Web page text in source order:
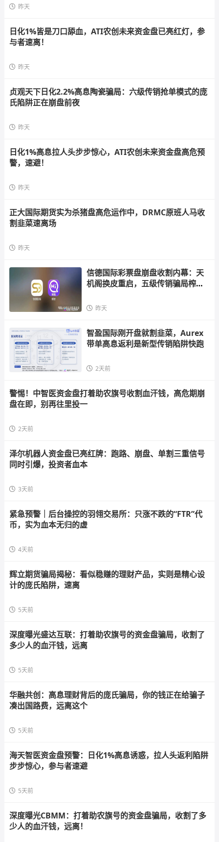
昨天
日化1%皆是刀口舔血，ATI农创未来资金盘已亮红灯，参
与者速离！
昨天
贞观天下日化2.2%高息陶瓷骗局：六级传销抢单模式的庞
氏陷阱正在崩盘前夜
昨天
日化1%高息拉人头步步惊心，ATI农创未来资金盘高危预
警，速避！
昨天
正大国际期货实为杀猪盘高危运作中，DRMC原班人马收
割韭菜速离场
昨天
信德国际彩票盘崩盘收割内幕：天
机阁换皮重启，五级传销骗局榨干
昨天
智盈国际刚开盘就割韭菜，Aurex
带单高息返利是新型传销陷阱快跑
2天前
警惕！中智医资金盘打着助农旗号收割血汗钱，高危期崩
盘在即，别再往里投一
2天前
泽尔机器人资金盘已亮红牌：跑路、崩盘、单割三重信号
同时引爆，投资者血本
3天前
紧急预警｜后台操控的羽翎交易所：只涨不跌的“FTR”代
币，实为血本无归的虚
4天前
辉立期货骗局揭秘：看似稳赚的理财产品，实则是精心设
计的庞氏陷阱，速离
5天前
深度曝光盛达互联：打着助农旗号的资金盘骗局，收割了
多少人的血汗钱，远离
5天前
华融共创：高息理财背后的庞氏骗局，你的钱正在给骗子
凑出国路费，远离这个
5天前
海天智医资金盘预警：日化1%高息诱惑，拉人头返利陷阱
步步惊心，参与者速避
5天前
深度曝光CBMM：打着助农旗号的资金盘骗局，收割了多
少人的血汗钱，远离！